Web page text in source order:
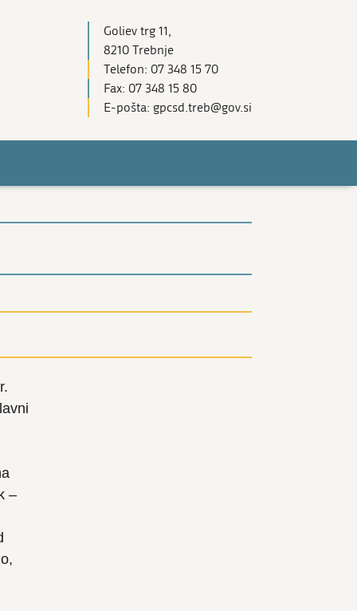
Goliev trg 11,
8210 Trebnje
Telefon: 07 348 15 70
Fax: 07 348 15 80
E-pošta: gpcsd.treb@gov.si
–